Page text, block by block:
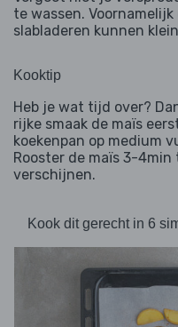
te wassen.
slabladeren kunnen
Kooktip
Heb je wat tijd over?
rijke smaak de maïs
koekenpan op medium
Rooster de maïs 3-
verschijnen.
Kook dit gerecht in 6